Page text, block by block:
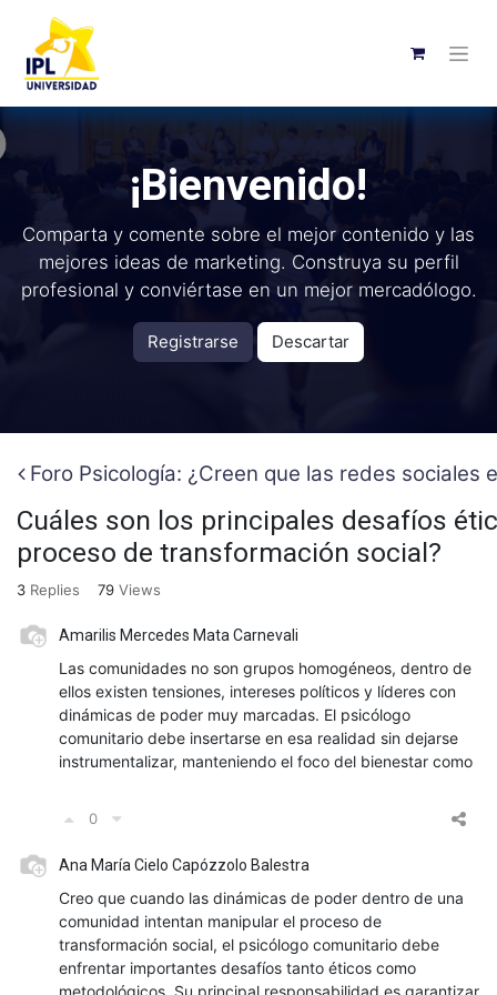
¡Bienvenido!
Comparta y comente sobre el mejor contenido y las
mejores ideas de marketing. Construya su perfil
profesional y conviértase en un mejor mercadólogo.
Registrarse Descartar
Foro Psicología: ¿Creen que las redes
Cuáles son los principales desafíos
proceso de transformación social?
3 Replies 79 Views
Amarilis Mercedes Mata Carnevali
Las comunidades no son grupos homogéneos, dentro de
ellos existen tensiones, intereses políticos y líderes con
dinámicas de poder muy marcadas. El psicólogo
comunitario debe insertarse en esa realidad sin dejarse
instrumentalizar, manteniendo el foco del bienestar como
0
Ana María Cielo Capózzolo Balestra
Creo que cuando las dinámicas de poder dentro de una
comunidad intentan manipular el proceso de
transformación social, el psicólogo comunitario debe
enfrentar importantes desafíos tanto éticos como
metodológicos. Su principal responsabilidad es garantizar